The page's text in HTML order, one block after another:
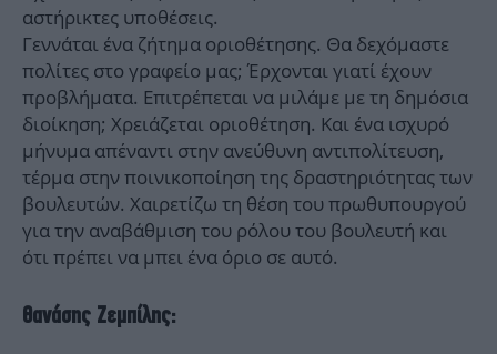
αστήρικτες υποθέσεις.
Γεννάται ένα ζήτημα οριοθέτησης. Θα δεχόμαστε
πολίτες στο γραφείο μας; Έρχονται γιατί έχουν
προβλήματα. Επιτρέπεται να μιλάμε με τη δημόσια
διοίκηση; Χρειάζεται οριοθέτηση. Και ένα ισχυρό
μήνυμα απέναντι στην ανεύθυνη αντιπολίτευση,
τέρμα στην ποινικοποίηση της δραστηριότητας των
βουλευτών. Χαιρετίζω τη θέση του πρωθυπουργού
για την αναβάθμιση του ρόλου του βουλευτή και
ότι πρέπει να μπει ένα όριο σε αυτό.
Θανάσης Ζεμπίλης: